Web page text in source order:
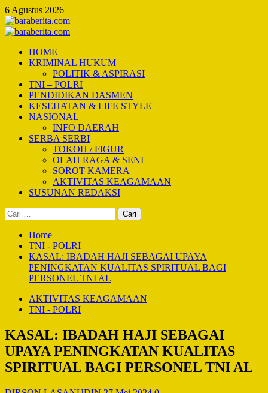
Skip
to
content
6 Agustus 2026
Primary
HOME
KRIMINAL HUKUM
POLITIK & ASPIRASI
TNI – POLRI
PENDIDIKAN DASMEN
KESEHATAN & LIFE STYLE
NASIONAL
INFO DAERAH
SERBA SERBI
TOKOH / FIGUR
OLAH RAGA & SENI
SOROT KAMERA
AKTIVITAS KEAGAMAAN
SUSUNAN REDAKSI
Cari
untuk:
Home
TNI - POLRI
KASAL: IBADAH HAJI SEBAGAI UPAYA
PENINGKATAN KUALITAS SPIRITUAL BAGI
PERSONEL TNI AL
AKTIVITAS KEAGAMAAN
TNI - POLRI
KASAL: IBADAH HAJI SEBAGAI
UPAYA PENINGKATAN KUALITAS
SPIRITUAL BAGI PERSONEL TNI AL